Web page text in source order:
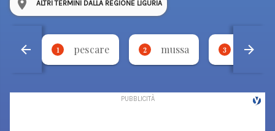
ALTRI TERMINI DALLA REGIONE LIGURIA
1 pescare 2 mussa 3 legera